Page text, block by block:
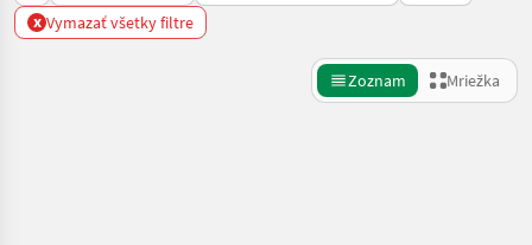
x Vymazať všetky filtre
Zoznam Mriežka